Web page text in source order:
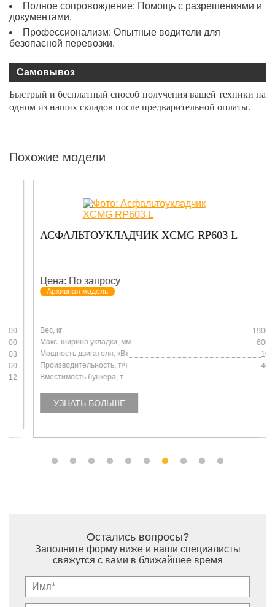
Полное сопровождение: Помощь с разрешениями и
документами.
Профессионализм: Опытные водители для
безопасной перевозки.
Самовывоз
Быстрый и бесплатный способ получения вашей техники на
одном из наших складов после предварительной оплаты.
Похожие модели
АСФАЛЬТОУКЛАДЧИК XCMG RP603 L
Цена: По запросу
Архивная модель
Вес, кг
Макс. ширина укладки, мм
Мощность двигателя, кВт
Производительность, т/ч
Вместимость бункера, т
УЗНАТЬ БОЛЬШЕ
Остались вопросы?
Заполните форму ниже и наши специалисты
свяжутся с вами в ближайшее время